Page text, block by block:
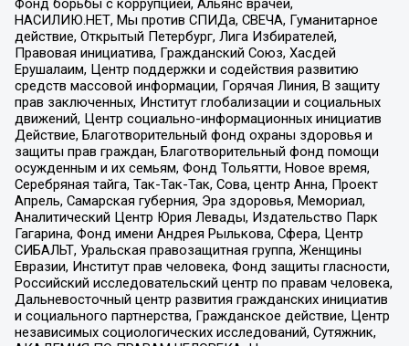
Фонд борьбы с коррупцией, Альянс врачей,
НАСИЛИЮ.НЕТ, Мы против СПИДа, СВЕЧА, Гуманитарное
действие, Открытый Петербург, Лига Избирателей,
Правовая инициатива, Гражданский Союз, Хасдей
Ерушалаим, Центр поддержки и содействия развитию
средств массовой информации, Горячая Линия, В защиту
прав заключенных, Институт глобализации и социальных
движений, Центр социально-информационных инициатив
Действие, Благотворительный фонд охраны здоровья и
защиты прав граждан, Благотворительный фонд помощи
осужденным и их семьям, Фонд Тольятти, Новое время,
Серебряная тайга, Так-Так-Так, Сова, центр Анна, Проект
Апрель, Самарская губерния, Эра здоровья, Мемориал,
Аналитический Центр Юрия Левады, Издательство Парк
Гагарина, Фонд имени Андрея Рылькова, Сфера, Центр
СИБАЛЬТ, Уральская правозащитная группа, Женщины
Евразии, Институт прав человека, Фонд защиты гласности,
Российский исследовательский центр по правам человека,
Дальневосточный центр развития гражданских инициатив
и социального партнерства, Гражданское действие, Центр
независимых социологических исследований, Сутяжник,